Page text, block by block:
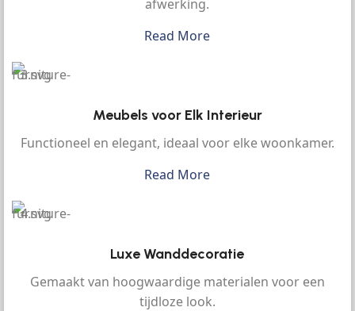
afwerking.
Read More
Meubels voor Elk Interieur
Functioneel en elegant, ideaal voor elke woonkamer.
Read More
Luxe Wanddecoratie
Gemaakt van hoogwaardige materialen voor een
tijdloze look.